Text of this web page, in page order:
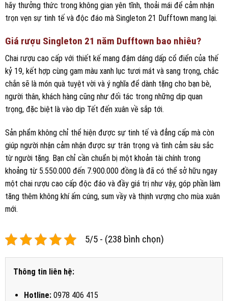
hãy thưởng thức trong không gian yên tĩnh, thoải mái để cảm nhận
trọn vẹn sự tinh tế và độc đáo mà Singleton 21 Dufftown mang lại.
Giá rượu Singleton 21 năm Dufftown bao nhiêu?
Chai rượu cao cấp với thiết kế mang đậm dáng dấp cổ điển của thế
kỷ 19, kết hợp cùng gam màu xanh lục tươi mát và sang trọng, chắc
chắn sẽ là món quà tuyệt vời và ý nghĩa để dành tặng cho bạn bè,
người thân, khách hàng cũng như đối tác trong những dịp quan
trọng, đặc biệt là vào dịp Tết đến xuân về sắp tới.
Sản phẩm không chỉ thể hiện được sự tinh tế và đẳng cấp mà còn
giúp người nhận cảm nhận được sự trân trọng và tình cảm sâu sắc
từ người tặng. Bạn chỉ cần chuẩn bị một khoản tài chính trong
khoảng từ 5.550.000 đến 7.900.000 đồng là đã có thể sở hữu ngay
một chai rượu cao cấp độc đáo và đầy giá trị như vậy, góp phần làm
tăng thêm không khí ấm cúng, sum vầy và thịnh vượng cho mùa xuân
mới.
5/5 - (238 bình chọn)
Thông tin liên hệ:
Hotline:0978 406 415